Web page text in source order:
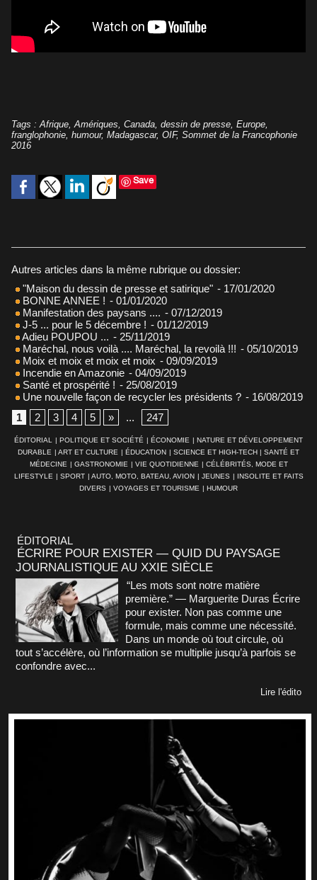
Tags :Afrique,Amériques, Canada, dessin de presse, Europe,
franglophonie, humour, Madagascar, OIF, Sommet de la Francophonie
2016
Save
Autres articles dans la même rubrique ou dossier:
"Maison du dessin de presse et satirique" - 17/01/2020
BONNE ANNEE ! - 01/01/2020
Manifestation des paysans .... - 07/12/2019
J-5 ... pour le 5 décembre ! - 01/12/2019
Adieu POUPOU ... - 25/11/2019
Maréchal, nous voilà .... Maréchal, la revoilà !!! - 05/10/2019
Moix et moix et moix et moix - 09/09/2019
Incendie en Amazonie - 04/09/2019
Santé et prospérité ! - 25/08/2019
Une nouvelle façon de recycler les présidents ? - 16/08/2019
1
2 3 4 5 » ... 247
ÉDITORIAL | POLITIQUE ET SOCIÉTÉ | ÉCONOMIE | NATURE ET DÉVELOPPEMENT
DURABLE | ART ET CULTURE | ÉDUCATION | SCIENCE ET HIGH-TECH | SANTÉ ET
MÉDECINE | GASTRONOMIE | VIE QUOTIDIENNE | CÉLÉBRITÉS, MODE ET
LIFESTYLE | SPORT | AUTO, MOTO, BATEAU, AVION | JEUNES | INSOLITE ET FAITS
DIVERS | VOYAGES ET TOURISME | HUMOUR
ÉDITORIAL
ÉCRIRE POUR EXISTER — QUID DU PAYSAGE
JOURNALISTIQUE AU XXIE SIÈCLE
“Les mots sont notre matière
première.” — Marguerite Duras Écrire
pour exister. Non pas comme une
formule, mais comme une nécessité.
Dans un monde où tout circule, où
tout s’accélère, où l’information se multiplie jusqu’à parfois se
confondre avec...
Lire l'édito